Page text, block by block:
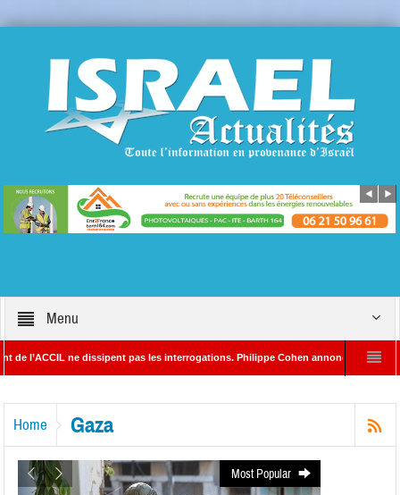
Menu
ne dissipent pas les interrogations. Philippe Cohen annonce se réserver le
Home Gaza
Most Popular